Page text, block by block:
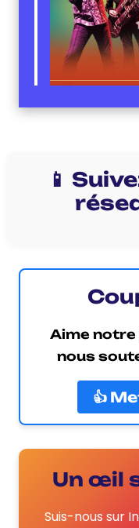
📱
Aime
nous
👍
Un œil
Suis-nous sur